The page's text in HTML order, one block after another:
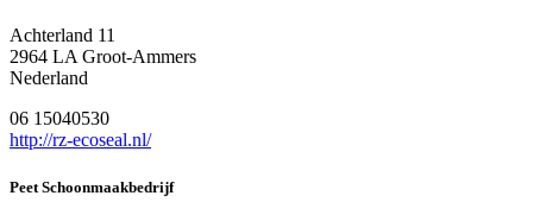
Achterland 11
2964 LA Groot-Ammers
Nederland
06 15040530
http://rz-ecoseal.nl/
Peet Schoonmaakbedrijf